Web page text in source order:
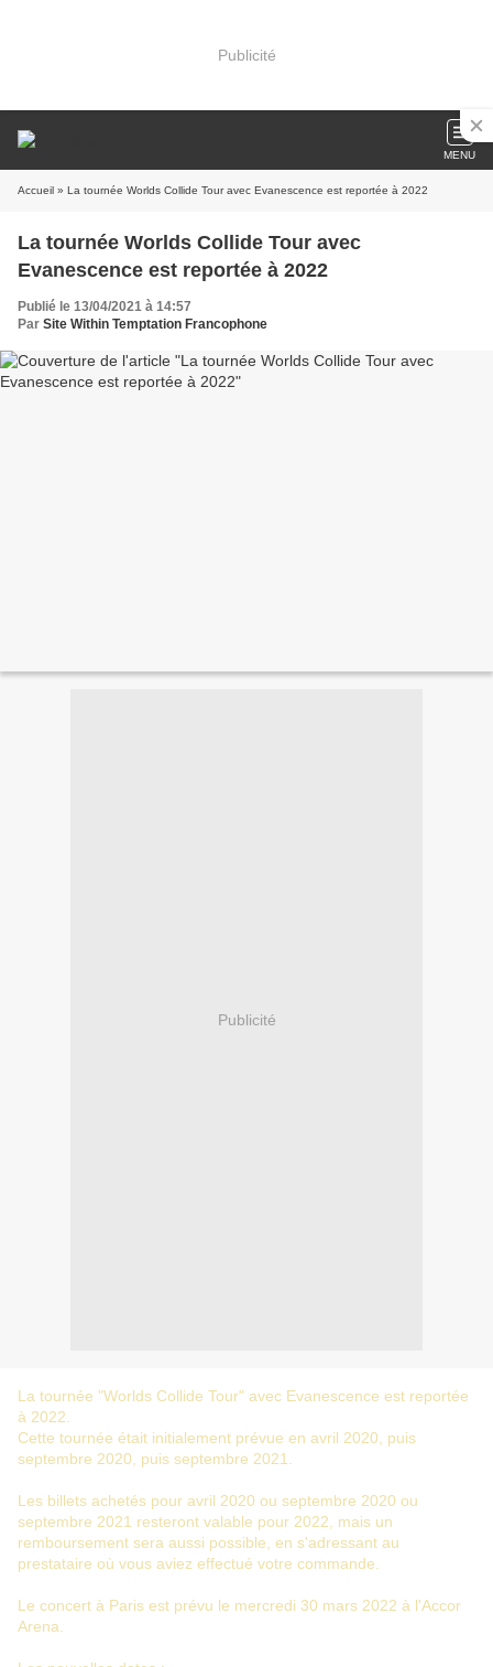
Publicité
MENU
Accueil » La tournée Worlds Collide Tour avec Evanescence est reportée à 2022
La tournée Worlds Collide Tour avec
Evanescence est reportée à 2022
Publié le 13/04/2021 à 14:57
Par Site Within Temptation Francophone
Publicité
La tournée "Worlds Collide Tour" avec Evanescence est reportée
à 2022.
Cette tournée était initialement prévue en avril 2020, puis
septembre 2020, puis septembre 2021.
Les billets achetés pour avril 2020 ou septembre 2020 ou
septembre 2021 resteront valable pour 2022, mais un
remboursement sera aussi possible, en s'adressant au
prestataire où vous aviez effectué votre commande.
Le concert à Paris est prévu le mercredi 30 mars 2022 à l'Accor
Arena.